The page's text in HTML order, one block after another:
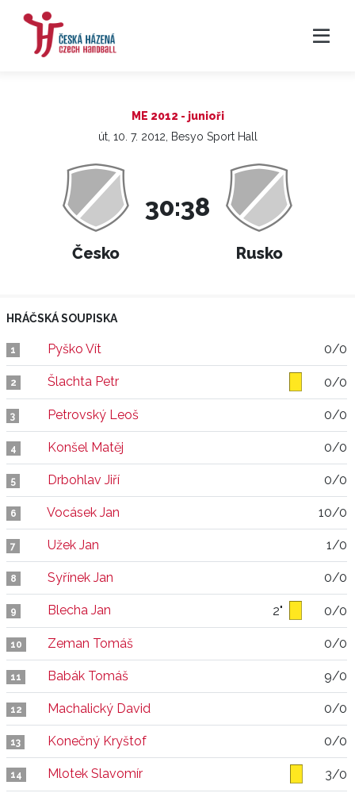
ME 2012 - junioři
út, 10. 7. 2012, Besyo Sport Hall
Česko
30:38
Rusko
HRÁČSKÁ SOUPISKA
1 Pyško Vít 0/0
2 Šlachta Petr 0/0
3 Petrovský Leoš 0/0
4 Konšel Matěj 0/0
5 Drbohlav Jiří 0/0
6 Vocásek Jan 10/0
7 Užek Jan 1/0
8 Syřínek Jan 0/0
9 Blecha Jan 2" 0/0
10 Zeman Tomáš 0/0
11 Babák Tomáš 9/0
12 Machalický David 0/0
13 Konečný Kryštof 0/0
14 Mlotek Slavomír 3/0